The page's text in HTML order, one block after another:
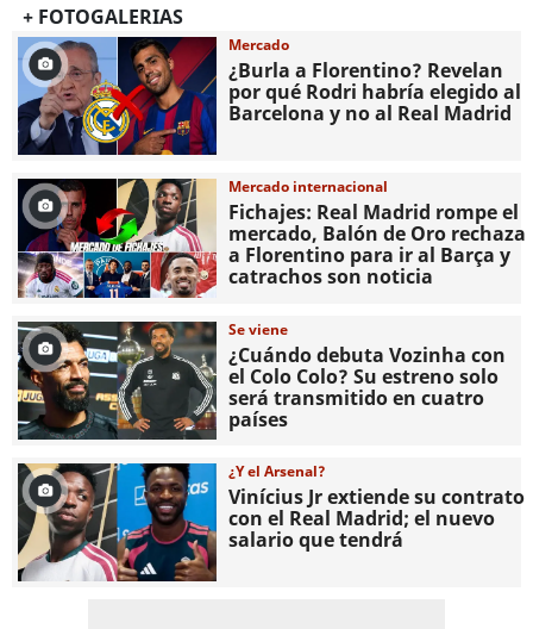
+ FOTOGALERIAS
Mercado
¿Burla a Florentino? Revelan
por qué Rodri habría elegido al
Barcelona y no al Real Madrid
Mercado internacional
Fichajes: Real Madrid rompe el
mercado, Balón de Oro rechaza
a Florentino para ir al Barça y
catrachos son noticia
Se viene
¿Cuándo debuta Vozinha con
el Colo Colo? Su estreno solo
será transmitido en cuatro
países
¿Y el Arsenal?
Vinícius Jr extiende su contrato
con el Real Madrid; el nuevo
salario que tendrá